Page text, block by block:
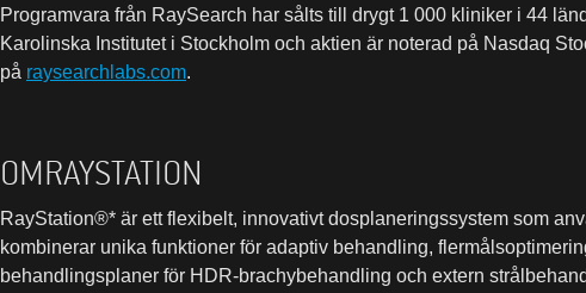
Programvara från RaySearch har sålts till drygt 1 000 kliniker i 44
Karolinska Institutet i Stockholm och aktien är noterad på Nasdaq
på raysearchlabs.com.
OMRAYSTATION
RayStation®* är ett flexibelt, innovativt dosplaneringssystem som
kombinerar unika funktioner för adaptiv behandling,
behandlingsplaner för HDR-brachybehandling och extern